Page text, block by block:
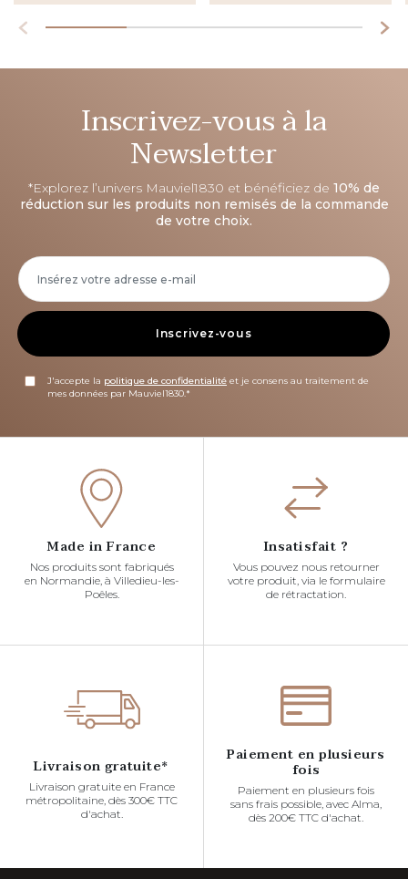
Inscrivez-vous à la
Newsletter
*Explorez l’univers Mauviel1830 et bénéficiez de 10% de
réduction sur les produits non remisés de la commande
de votre choix.
Inscrivez-vous
J'accepte la politique de confidentialité et je consens au traitement de
mes données par Mauviel1830.*
Made in France
Nos produits sont fabriqués
en Normandie, à Villedieu-les-
Poêles.
Insatisfait ?
Vous pouvez nous retourner
votre produit, via le formulaire
de rétractation.
Livraison gratuite*
Livraison gratuite en France
métropolitaine, dès 300€ TTC
d'achat.
Paiement en plusieurs
fois
Paiement en plusieurs fois
sans frais possible, avec Alma,
dès 200€ TTC d'achat.